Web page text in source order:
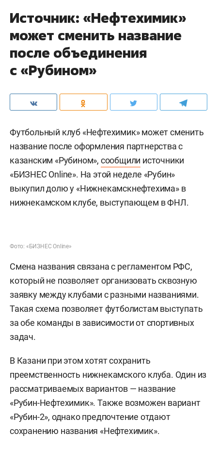
Источник: «Нефтехимик»
может сменить название
после объединения
с «Рубином»
Футбольный клуб «Нефтехимик» может сменить
название после оформления партнерства с
казанским «Рубином», сообщили источники
«БИЗНЕС Online». На этой неделе «Рубин»
выкупил долю у «Нижнекамскнефтехима» в
нижнекамском клубе, выступающем в ФНЛ.
Фото: «БИЗНЕС Online»
Смена названия связана с регламентом РФС,
который не позволяет организовать сквозную
заявку между клубами с разными названиями.
Такая схема позволяет футболистам выступать
за обе команды в зависимости от спортивных
задач.
В Казани при этом хотят сохранить
преемственность нижнекамского клуба. Один из
рассматриваемых вариантов — название
«Рубин-Нефтехимик». Также возможен вариант
«Рубин-2», однако предпочтение отдают
сохранению названия «Нефтехимик».